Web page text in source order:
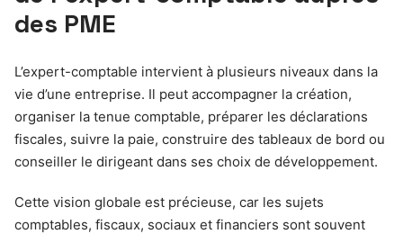
des PME
L’expert-comptable intervient à plusieurs niveaux dans la
vie d’une entreprise. Il peut accompagner la création,
organiser la tenue comptable, préparer les déclarations
fiscales, suivre la paie, construire des tableaux de bord ou
conseiller le dirigeant dans ses choix de développement.
Cette vision globale est précieuse, car les sujets
comptables, fiscaux, sociaux et financiers sont souvent